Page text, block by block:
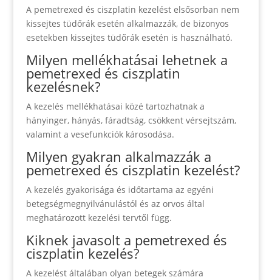
A pemetrexed és ciszplatin kezelést elsősorban nem
kissejtes tüdőrák esetén alkalmazzák, de bizonyos
esetekben kissejtes tüdőrák esetén is használható.
Milyen mellékhatásai lehetnek a
pemetrexed és ciszplatin
kezelésnek?
A kezelés mellékhatásai közé tartozhatnak a
hányinger, hányás, fáradtság, csökkent vérsejtszám,
valamint a vesefunkciók károsodása.
Milyen gyakran alkalmazzák a
pemetrexed és ciszplatin kezelést?
A kezelés gyakorisága és időtartama az egyéni
betegségmegnyilvánulástól és az orvos által
meghatározott kezelési tervtől függ.
Kiknek javasolt a pemetrexed és
ciszplatin kezelés?
A kezelést általában olyan betegek számára